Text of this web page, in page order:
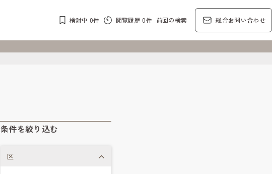
検討中 0件 閲覧履歴 0件 前回の検索 総合お問い合わせ
条件を絞り込む
区